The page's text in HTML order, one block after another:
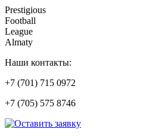
Prestigious
Football
League
Almaty
Наши контакты:
+7 (701) 715 0972
+7 (705) 575 8746